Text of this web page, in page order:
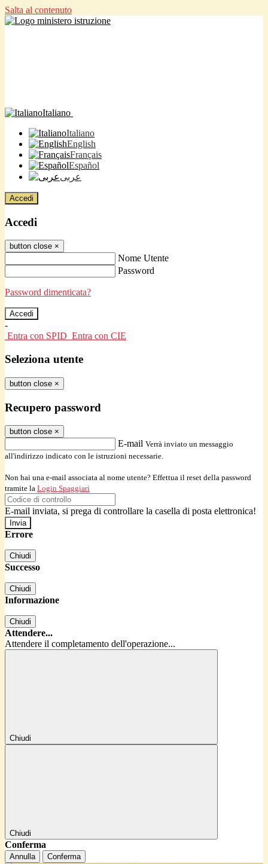
Salta al contenuto
Italiano
Italiano
English
Français
Español
عربى
Accedi
Accedi
button close ×
Nome Utente
Password
Password dimenticata?
-
Entra con SPID Entra con CIE
Seleziona utente
button close ×
Recupero password
button close ×
E-mail Verrà inviato un messaggio
all'indirizzo indicato con le istruzioni necessarie.
Non hai una e-mail associata al nome utente? Effettua il reset della password
tramite la Login Spaggiari
E-mail inviata, si prega di controllare la casella di posta elettronica!
Errore
Chiudi
Successo
Chiudi
Informazione
Chiudi
Attendere...
Attendere il completamento dell'operazione...
Chiudi
Chiudi
Conferma
Annulla Conferma